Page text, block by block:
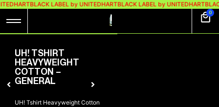
BLACK LABEL by UNITEDHARTBLACK LABEL by UNITEDHART
0
UH! TSHIRT
HEAVYWEIGHT
COTTON –
GENERAL
UH! Tshirt Heavyweight Cotton